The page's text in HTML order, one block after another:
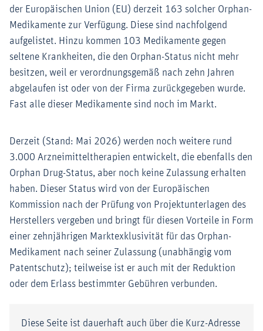
der Europäischen Union (EU) derzeit 163 solcher Orphan-
Medikamente zur Verfügung. Diese sind nachfolgend
aufgelistet. Hinzu kommen 103 Medikamente gegen
seltene Krankheiten, die den Orphan-Status nicht mehr
besitzen, weil er verordnungsgemäß nach zehn Jahren
abgelaufen ist oder von der Firma zurückgegeben wurde.
Fast alle dieser Medikamente sind noch im Markt.
Derzeit (Stand: Mai 2026) werden noch weitere rund
3.000 Arzneimitteltherapien entwickelt, die ebenfalls den
Orphan Drug-Status, aber noch keine Zulassung erhalten
haben. Dieser Status wird von der Europäischen
Kommission nach der Prüfung von Projektunterlagen des
Herstellers vergeben und bringt für diesen Vorteile in Form
einer zehnjährigen Marktexklusivität für das Orphan-
Medikament nach seiner Zulassung (unabhängig vom
Patentschutz); teilweise ist er auch mit der Reduktion
oder dem Erlass bestimmter Gebühren verbunden.
Diese Seite ist dauerhaft auch über die Kurz-Adresse